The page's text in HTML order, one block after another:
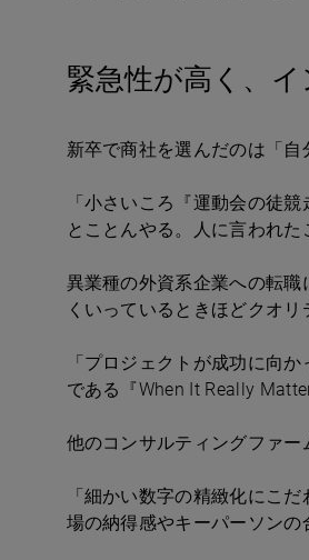
緊急性が高く、
新卒で商社を選んだのは「
「小さいころ『運動会の徒
とことんやる。人に言われ
異業種の外資系企業への転
くいっているときほどクオ
「プロジェクトが成功に向
である『When It Really
他のコンサルティングファー
「細かい数字の精緻化にこ
場の納得感やキーパーソンの